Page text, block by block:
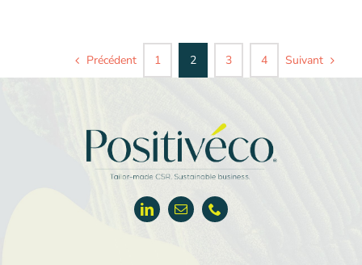
Précédent 1 2 3 4 Suivant